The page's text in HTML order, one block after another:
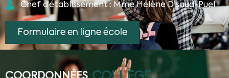
Chef d’établissement : Mme Hélène Disaud-Puel
Formulaire en ligne école